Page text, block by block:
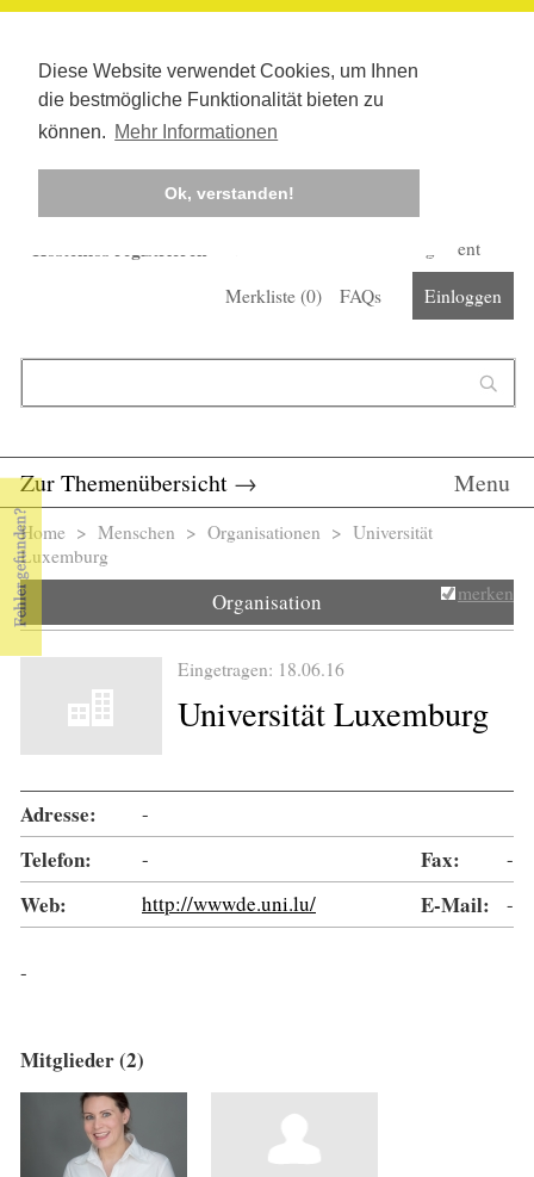
Diese Website verwendet Cookies, um Ihnen
die bestmögliche Funktionalität bieten zu
können. Mehr Informationen
Ok, verstanden!
Kostenlos registrieren
Corona-Management
Merkliste (0) FAQs Einloggen
Zur Themenübersicht → Menu
Sie sind hier
Home > Menschen > Organisationen > Universität
Luxemburg
Organisation merken
Eingetragen: 18.06.16
Universität Luxemburg
Adresse: -
Telefon: - Fax: -
Web: http://wwwde.uni.lu/ E-Mail: -
-
Mitglieder (2)